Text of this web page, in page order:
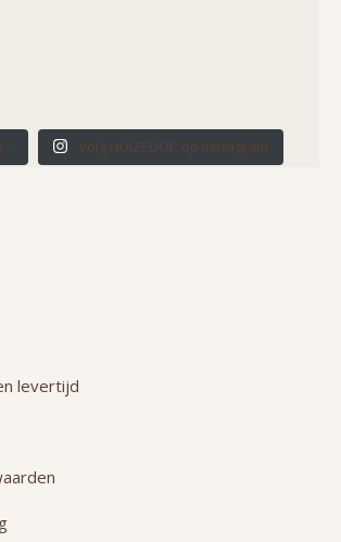
Volg HUIZEDOP op Instagram
levertijd